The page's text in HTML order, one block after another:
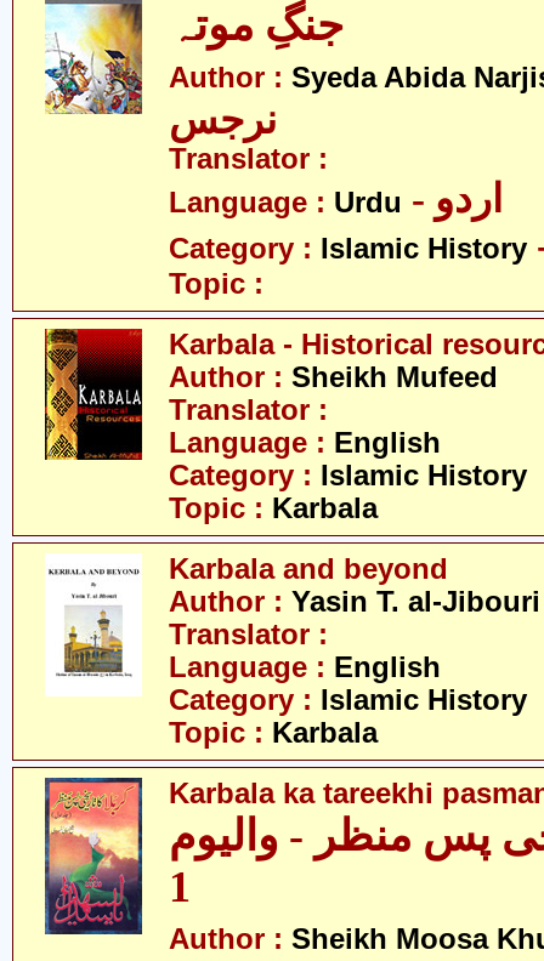
جنگِ موتہ
Author : Syeda Abida
نرجس
Translator :
Language : Urdu - اردو
Category : Islamic History
Topic :
Karbala - Historical
Author : Sheikh Mufeed
Translator :
Language : English
Category : Islamic History
Topic : Karbala
Karbala and beyond
Author : Yasin T. al-Jibouri
Translator :
Language : English
Category : Islamic History
Topic : Karbala
Karbala ka tareekhi
پس منظر - والیوم
1
Author : Sheikh Moosa